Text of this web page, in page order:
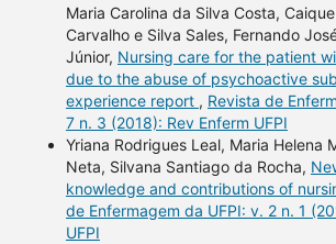
Maria Carolina da Silva Costa,
Carvalho e Silva Sales, Fernando
Júnior, Nursing care for the patient
due to the abuse of psychoactive
experience report , Revista de
7 n. 3 (2018): Rev Enferm UFPI
Yriana Rodrigues Leal, Maria Helena
Neta, Silvana Santiago da Rocha,
knowledge and contributions of
de Enfermagem da UFPI: v. 2 n. 1
UFPI